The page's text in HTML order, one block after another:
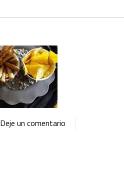
Deje un comentario